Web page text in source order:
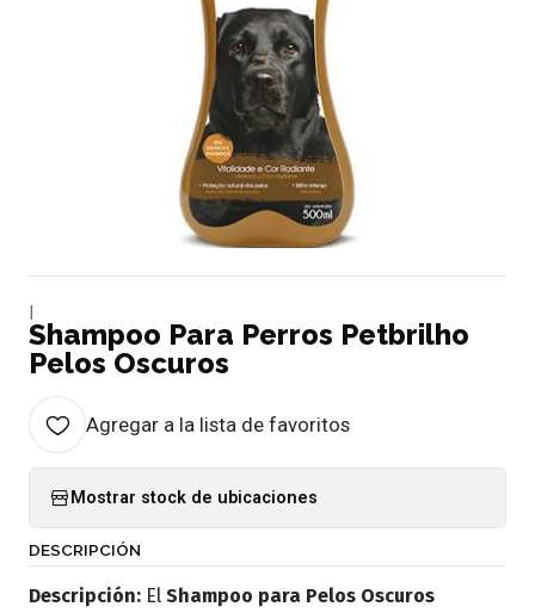
Shampoo Para Perros Petbrilho
Pelos Oscuros
Agregar a la lista de favoritos
Mostrar stock de ubicaciones
DESCRIPCIÓN
Descripción: El Shampoo para Pelos Oscuros